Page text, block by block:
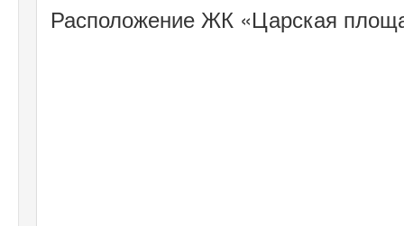
Расположение ЖК «Царская